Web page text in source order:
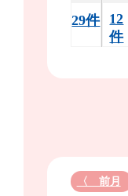
29件
12
件
〈 前月